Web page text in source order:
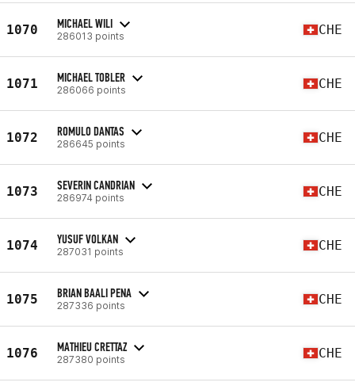
1070 MICHAEL WILI
286013 points CHE
1071 MICHAEL TOBLER
286066 points CHE
1072 ROMULO DANTAS
286645 points CHE
1073 SEVERIN CANDRIAN
286974 points CHE
1074 YUSUF VOLKAN
287031 points CHE
1075 BRIAN BAALI PENA
287336 points CHE
1076 MATHIEU CRETTAZ
287380 points CHE